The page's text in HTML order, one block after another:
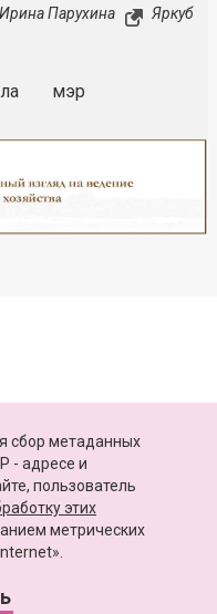
Ирина Парухина Яркуб
мэр
цифрового развития,
сбор метаданных
- адресе и
пользователь
этих
метрических